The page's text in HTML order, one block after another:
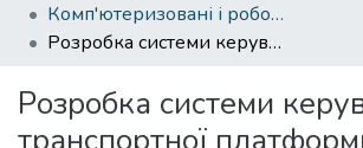
Комп'ютеризовані і роботизовані технології машинобудування, магістр, 2022
Розробка системи керування транспортної платформи для обслуговування навчально-дослідницької дільниці механічної обробки
Розробка системи